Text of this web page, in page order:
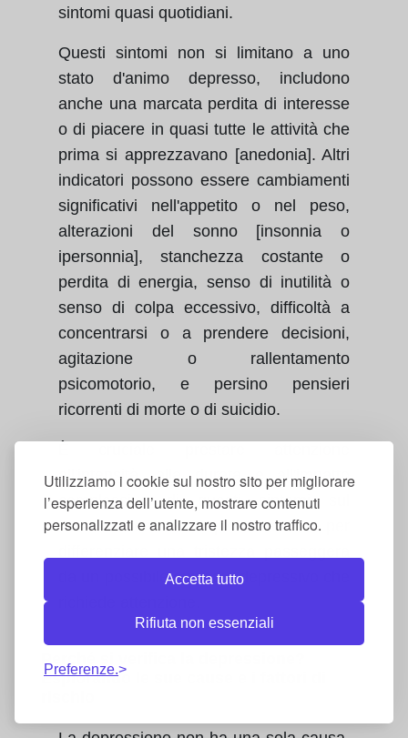
Utilizziamo i cookie sul nostro sito per migliorare
l’esperienza dell’utente, mostrare contenuti
personalizzati e analizzare il nostro traffico.
Accetta tutto
Rifiuta non essenziali
Preferenze.
sintomi quasi quotidiani.
Questi sintomi non si limitano a uno
stato d'animo depresso, includono
anche una marcata perdita di interesse
o di piacere in quasi tutte le attività che
prima si apprezzavano [anedonia]. Altri
indicatori possono essere cambiamenti
significativi nell'appetito o nel peso,
alterazioni del sonno [insonnia o
ipersonnia], stanchezza costante o
perdita di energia, senso di inutilità o
senso di colpa eccessivo, difficoltà a
concentrarsi o a prendere decisioni,
agitazione o rallentamento
psicomotorio, e persino pensieri
ricorrenti di morte o di suicidio.
all'intensità, alla durata e all'impatto
complessivo di questi sintomi sul
funzionamento quotidiano per
da un possibile episodio depressivo che
Perché si verifica la depressione?
Esplorando le sue cause e i fattori di